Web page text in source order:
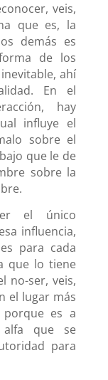
veis,
que es, la
demás es
de los
ahí
En el
hay
influye el
sobre el
que le de
sobre la
el único
influencia,
para cada
que lo tiene
no-ser, veis,
el lugar más
es a
que se
para